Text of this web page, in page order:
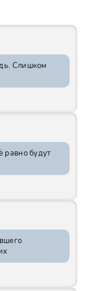
Слишком
равно будут